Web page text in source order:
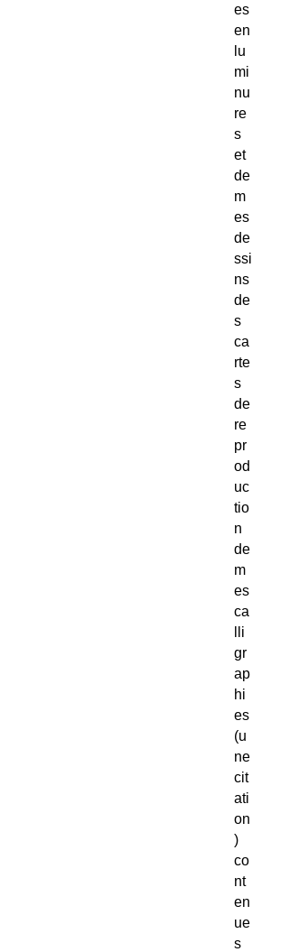
es
en
lu
mi
nu
re
s
et
de
m
es
de
ssi
ns
de
s
ca
rte
s
de
re
pr
od
uc
tio
n
de
m
es
ca
lli
gr
ap
hi
es
(u
ne
cit
ati
on
)
co
nt
en
ue
s